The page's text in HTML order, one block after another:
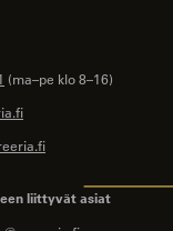
(ma–pe klo 8–16)
liittyvät asiat